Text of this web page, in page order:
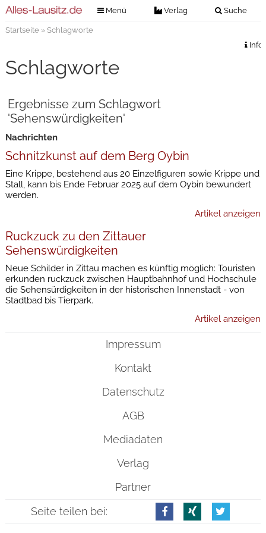
Menü Verlag Suche
Verlag
Kontakt
Anzeigenannahme
Digitale Ausgaben
Startseite» Schlagworte
Info
Schlagworte
Ergebnisse zum Schlagwort
'Sehenswürdigkeiten'
Nachrichten
Schnitzkunst auf dem Berg Oybin
Eine Krippe, bestehend aus 20 Einzelfiguren sowie Krippe und
Stall, kann bis Ende Februar 2025 auf dem Oybin bewundert
werden.
Artikel anzeigen
Ruckzuck zu den Zittauer
Sehenswürdigkeiten
Neue Schilder in Zittau machen es künftig möglich: Touristen
erkunden ruckzuck zwischen Hauptbahnhof und Hochschule
die Sehensürdigkeiten in der historischen Innenstadt - von
Stadtbad bis Tierpark.
Artikel anzeigen
Impressum
Kontakt
Datenschutz
AGB
Mediadaten
Verlag
Partner
Seite teilen bei: